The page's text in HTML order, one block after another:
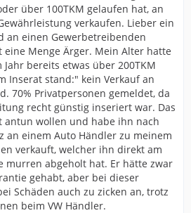
über 100TKM gelaufen hat, an
verkaufen. Lieber ein
an einen Gewerbetreibenden
eine Menge Ärger. Mein Alter hatte
bereits etwas über 200TKM
Inserat stand:" kein Verkauf an
70% Privatpersonen gemeldet, da
recht günstig inseriert war. Das
antun wollen und habe ihn nach
an einem Auto Händler zu meinem
verkauft, welcher ihn direkt am
murren abgeholt hat. Er hätte zwar
gehabt, aber bei dieser
Schäden auch zu zicken an, trotz
beim VW Händler.